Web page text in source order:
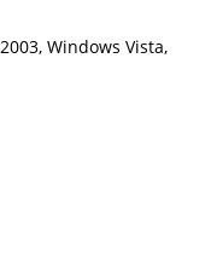
Windows Vista,